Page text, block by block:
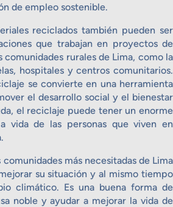
de empleo sostenible.
reciclados también pueden ser
que trabajan en proyectos de
comunidades rurales de Lima, como la
hospitales y centros comunitarios.
se convierte en una herramienta
el desarrollo social y el bienestar
el reciclaje puede tener un enorme
vida de las personas que viven en
más necesitadas de Lima
su situación y al mismo tiempo
climático. Es una buena forma de
noble y ayudar a mejorar la vida de